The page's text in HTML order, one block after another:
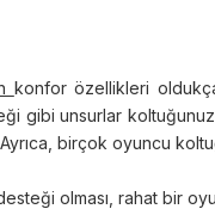
konfor özellikleri
gibi unsurlar
birçok oyuncu
olması, rahat bir